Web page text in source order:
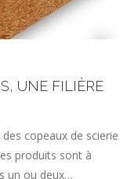
UNE FILIÈRE
copeaux de scierie
produits sont à
un ou deux…